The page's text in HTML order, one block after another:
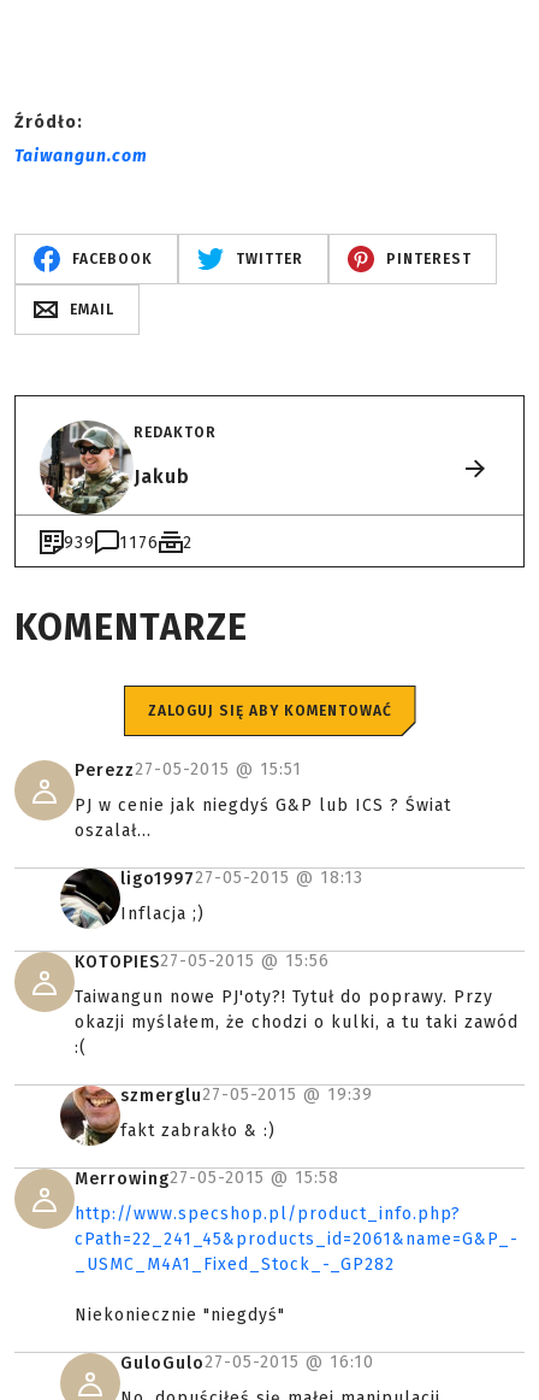
Źródło:
Taiwangun.com
FACEBOOK TWITTER PINTEREST
EMAIL
REDAKTOR
Jakub
939 1176 2
KOMENTARZE
ZALOGUJ SIĘ ABY KOMENTOWAĆ
Perezz27-05-2015 @ 15:51
PJ w cenie jak niegdyś G&P lub ICS ? Świat
oszalał...
ligo199727-05-2015 @ 18:13
Inflacja ;)
KOTOPIES27-05-2015 @ 15:56
Taiwangun nowe PJ'oty?! Tytuł do poprawy. Przy
okazji myślałem, że chodzi o kulki, a tu taki zawód
:(
szmerglu27-05-2015 @ 19:39
fakt zabrakło & :)
Merrowing27-05-2015 @ 15:58
http://www.specshop.pl/product_info.php?
cPath=22_241_45&products_id=2061&name=G&P_-
_USMC_M4A1_Fixed_Stock_-_GP282
Niekoniecznie "niegdyś"
GuloGulo27-05-2015 @ 16:10